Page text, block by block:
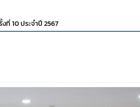
ที่ 10 ประจำปี 2567